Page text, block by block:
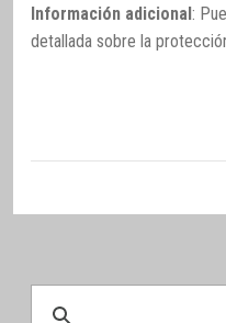
Información adicional :
detallada sobre la